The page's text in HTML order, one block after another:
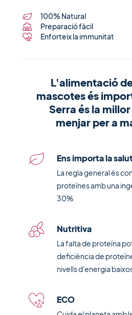
100% Natural
Preparació fàcil
Enforteix la immunitat
L'alimentació
mascotes és
Serra és la
menjar per a
Ens importa la
La regla general és
proteïnes amb una
30%
Nutritiva
La falta de proteïna
deficiència de
nivells d'energia
ECO